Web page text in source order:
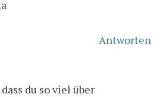
Antworten
du so viel über